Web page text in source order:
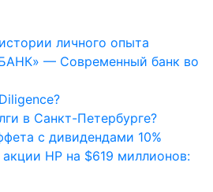
— Современный банк во
в Санкт-Петербурге?
с дивидендами 10%
HP на $619 миллионов: